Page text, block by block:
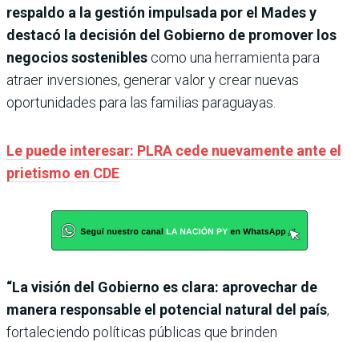
respaldo a la gestión impulsada por el Mades y
destacó la decisión del Gobierno de promover los
negocios sostenibles como una herramienta para
atraer inversiones, generar valor y crear nuevas
oportunidades para las familias paraguayas.
Le puede interesar: PLRA cede nuevamente ante el
prietismo en CDE
“La visión del Gobierno es clara: aprovechar de
manera responsable el potencial natural del país,
fortaleciendo políticas públicas que brinden